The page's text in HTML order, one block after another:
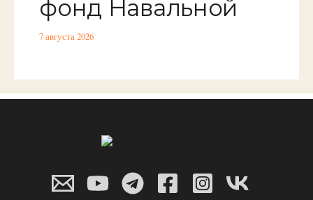
фонд Навальной
7 августа 2026